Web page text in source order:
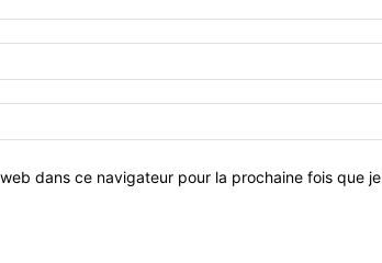
dans ce navigateur pour la prochaine fois que